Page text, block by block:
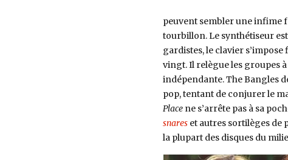
peuvent sembler une infime
tourbillon.Le synthétiseur
gardistes, le clavier
vingt. Il relègue les groupes
indépendante. The Bangles
pop, tentant de conjurer le
Place ne s’arrête pas à sa
snareset autres sortilèges de
la plupart des disques du